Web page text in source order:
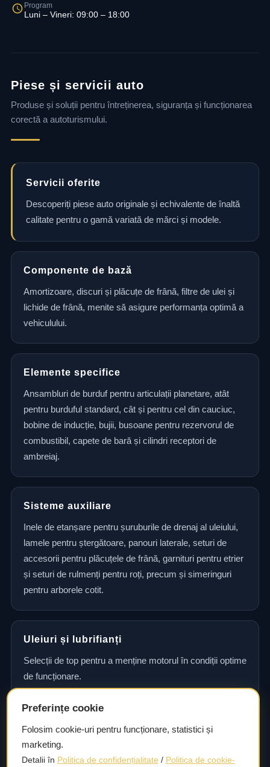
Program
Luni – Vineri: 09:00 – 18:00
Piese și servicii auto
Produse și soluții pentru întreținerea, siguranța și funcționarea
corectă a autoturismului.
Servicii oferite
Descoperiți piese auto originale și echivalente de înaltă
calitate pentru o gamă variată de mărci și modele.
Componente de bază
Amortizoare, discuri și plăcuțe de frână, filtre de ulei și
lichide de frână, menite să asigure performanța optimă a
vehiculului.
Elemente specifice
Ansambluri de burduf pentru articulații planetare, atât
pentru burduful standard, cât și pentru cel din cauciuc,
bobine de inducție, bujii, busoane pentru rezervorul de
combustibil, capete de bară și cilindri receptori de
ambreiaj.
Sisteme auxiliare
Inele de etanșare pentru șuruburile de drenaj al uleiului,
lamele pentru ștergătoare, panouri laterale, seturi de
accesorii pentru plăcuțele de frână, garnituri pentru etrier
și seturi de rulmenți pentru roți, precum și simeringuri
pentru arborele cotit.
Uleiuri și lubrifianți
Selecții de top pentru a menține motorul în condiții optime
de funcționare.
Consultanță și asistență tehnică
Consultanță și asistență tehnică pentru alegerea pieselor
potrivite și efectuarea reparațiilor sau întreținerii corecte.
Preferințe cookie
Folosim cookie-uri pentru funcționare, statistici și
marketing.
Detalii în Politica de confidențialitate / Politica de cookie-